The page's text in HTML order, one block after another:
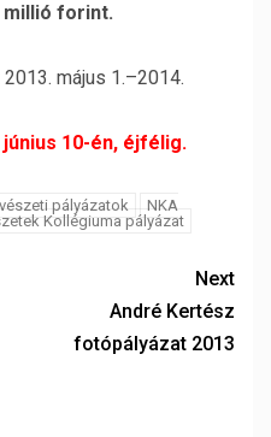
millió forint.
2013. május 1.–2014.
június 10-én, éjfélig.
pályázatok
NKA
Kollégiuma pályázat
Next
André Kertész
fotópályázat 2013